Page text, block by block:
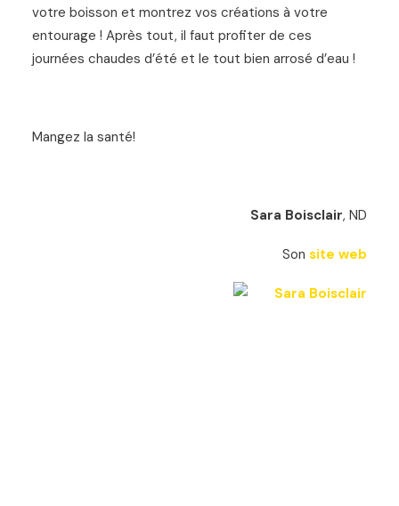
votre boisson et montrez vos créations à votre
entourage ! Après tout, il faut profiter de ces
journées chaudes d’été et le tout bien arrosé d’eau !
Mangez la santé!
Sara Boisclair, ND
Son site web